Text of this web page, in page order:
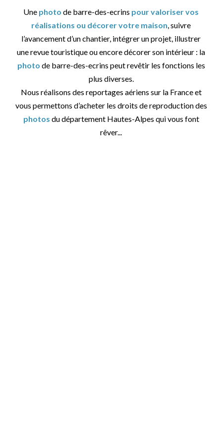
Une photo de barre-des-ecrins pour valoriser vos
réalisations ou décorer votre maison, suivre
l’avancement d’un chantier, intégrer un projet, illustrer
une revue touristique ou encore décorer son intérieur : la
photo de barre-des-ecrins peut revêtir les fonctions les
plus diverses.
Nous réalisons des reportages aériens sur la France et
vous permettons d’acheter les droits de reproduction des
photos du département Hautes-Alpes qui vous font
rêver...